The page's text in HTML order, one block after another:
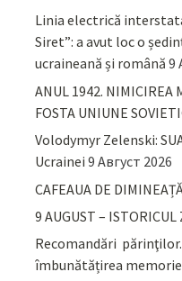
Linia electrică
Siret”: a avut loc o
ucraineană și română 9
ANUL 1942. NIMICIREA
FOSTA UNIUNE
Volodymyr Zelenski:
Ucrainei 9 Август 2026
CAFEAUA DE
9 AUGUST – ISTORICUL
Recomandări
îmbunătățirea